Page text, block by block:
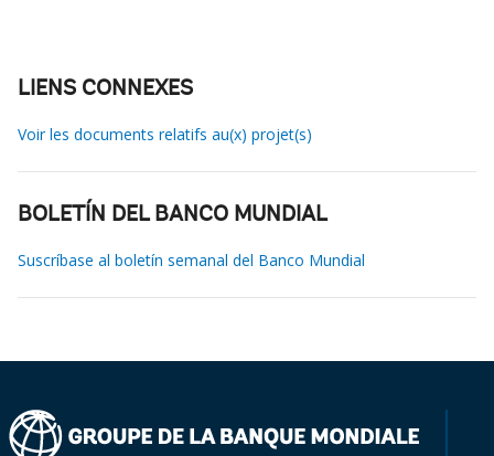
LIENS CONNEXES
Voir les documents relatifs au(x) projet(s)
BOLETÍN DEL BANCO MUNDIAL
Suscríbase al boletín semanal del Banco Mundial